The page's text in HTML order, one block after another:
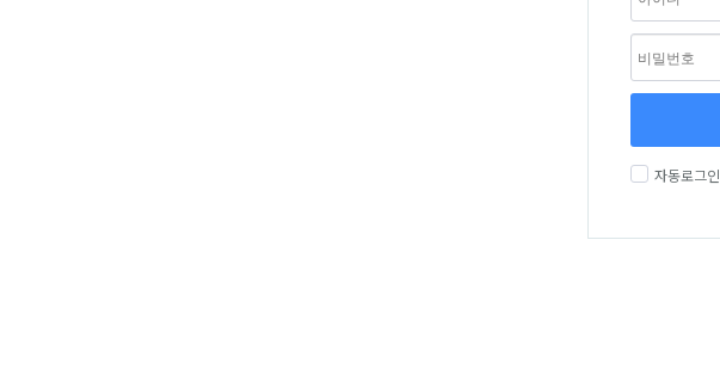
자동로그인